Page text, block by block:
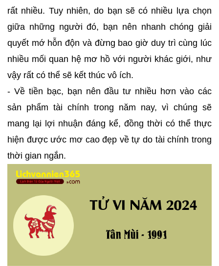
rất nhiều. Tuy nhiên, do bạn sẽ có nhiều lựa chọn
giữa những người đó, bạn nên nhanh chóng giải
quyết mớ hỗn độn và đừng bao giờ duy trì cùng lúc
nhiều mối quan hệ mơ hồ với người khác giới, như
vậy rất có thể sẽ kết thúc vô ích.
- Về tiền bạc, bạn nên đầu tư nhiều hơn vào các
sản phẩm tài chính trong năm nay, vì chúng sẽ
mang lại lợi nhuận đáng kể, đồng thời có thể thực
hiện được ước mơ cao đẹp về tự do tài chính trong
thời gian ngắn.